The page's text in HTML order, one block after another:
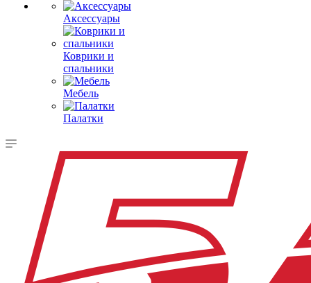
Аксессуары
Коврики и
спальники
Мебель
Палатки